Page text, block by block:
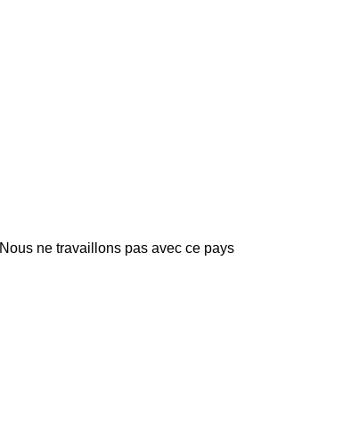
Nous ne travaillons pas avec ce pays